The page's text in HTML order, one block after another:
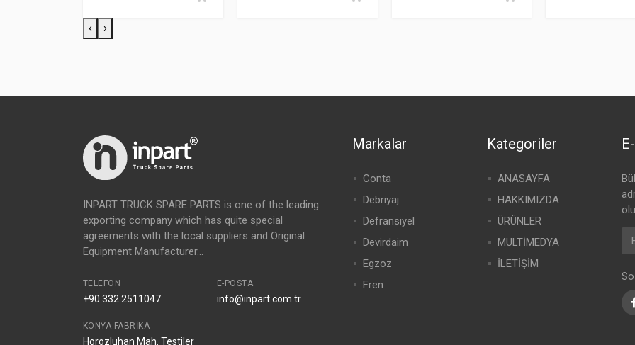
‹ ›
INPART TRUCK SPARE PARTS is one of the leading
exporting company which has quite special
agreements with the local suppliers and Original
Equipment Manufacturer...
TELEFON
+90.332.2511047
E-POSTA
info@inpart.com.tr
KONYA FABRIKA
Horozluhan Mah. Testiler
Markalar
Conta
Debriyaj
Defransiyel
Devirdaim
Egzoz
Fren
Kategoriler
ANASAYFA
HAKKIMIZDA
ÜRÜNLER
MULTİMEDYA
İLETİŞİM